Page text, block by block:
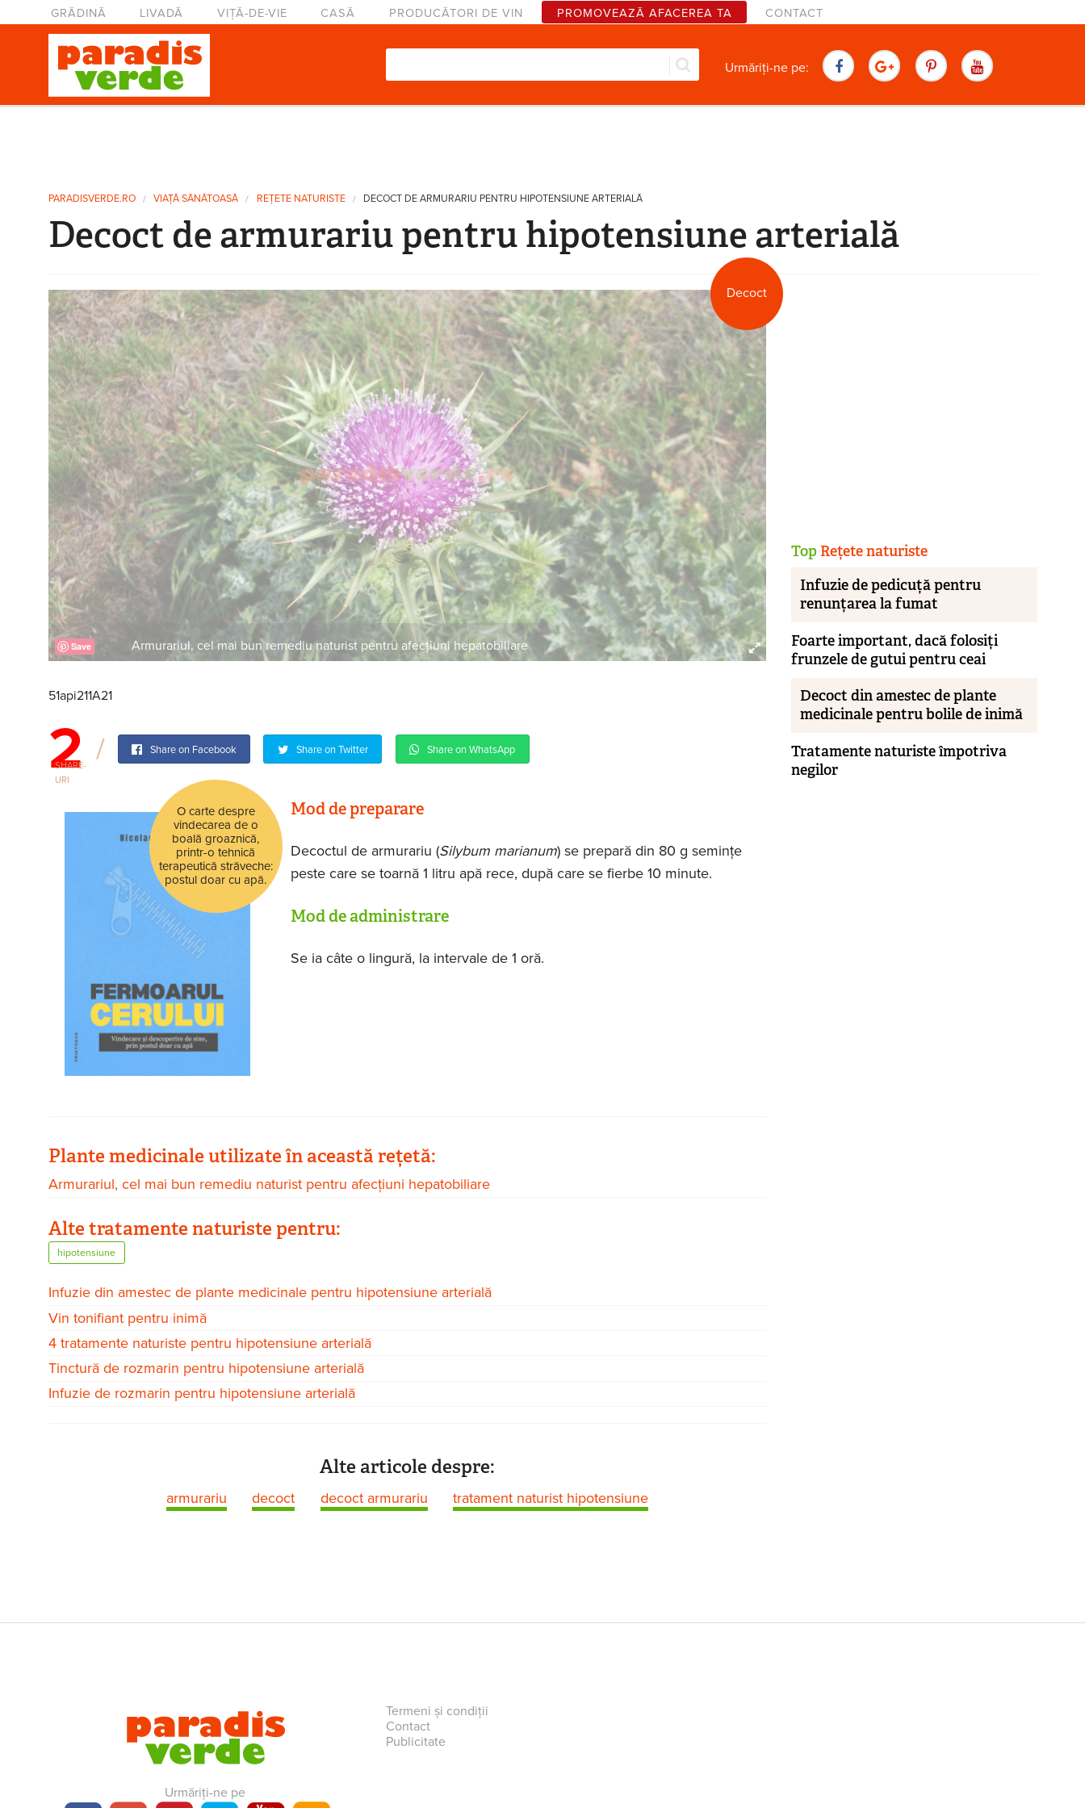
Mergi la conţinutul principal
Meniu principal
GRĂDINĂ LIVADĂ VIȚĂ-DE-VIE CASĂ PRODUCĂTORI DE VIN PROMOVEAZĂ AFACEREA TA CONTACT
Formular de căutare Urmăriți-ne pe:
Eşti aici
PARADISVERDE.RO VIAŢĂ SĂNĂTOASĂ REȚETE NATURISTE DECOCT DE ARMURARIU PENTRU HIPOTENSIUNE ARTERIALĂ
Decoct de armurariu pentru hipotensiune arterială
Decoct
Save Armurariul, cel mai bun remediu naturist pentru afecțiuni hepatobiliare
51api211A21
2
SHARE-
URI
Share on Facebook Share on Twitter Share on WhatsApp
O carte despre
vindecarea de o
boală groaznică,
printr-o tehnică
terapeutică străveche:
postul doar cu apă.
Mod de preparare
Decoctul de armurariu (Silybum marianum) se prepară din 80 g semințe
peste care se toarnă 1 litru apă rece, după care se fierbe 10 minute.
Mod de administrare
Se ia câte o lingură, la intervale de 1 oră.
Plante medicinale utilizate în această rețetă:
Armurariul, cel mai bun remediu naturist pentru afecțiuni hepatobiliare
Alte tratamente naturiste pentru:
hipotensiune
Infuzie din amestec de plante medicinale pentru hipotensiune arterială
Vin tonifiant pentru inimă
4 tratamente naturiste pentru hipotensiune arterială
Tinctură de rozmarin pentru hipotensiune arterială
Infuzie de rozmarin pentru hipotensiune arterială
Alte articole despre:
armurariu decoct decoct armurariu tratament naturist hipotensiune
TopRețete naturiste
Infuzie de pedicuță pentru
renunțarea la fumat
Foarte important, dacă folosiți
frunzele de gutui pentru ceai
Decoct din amestec de plante
medicinale pentru bolile de inimă
Tratamente naturiste împotriva
negilor
Urmăriți-ne pe
Termeni și condiții
Contact
Publicitate